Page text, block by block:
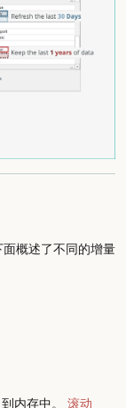
概述了不同的增量
内存中。 滚动